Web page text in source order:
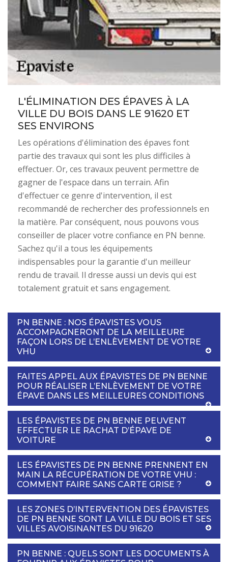
L'ÉLIMINATION DES ÉPAVES À LA
VILLE DU BOIS DANS LE 91620 ET
SES ENVIRONS
Les opérations d'élimination des épaves font
partie des travaux qui sont les plus difficiles à
effectuer. Or, ces travaux peuvent permettre de
gagner de l'espace dans un terrain. Afin
d'effectuer ce genre d'intervention, il est
recommandé de rechercher des professionnels en
la matière. Par conséquent, nous pouvons vous
conseiller de placer votre confiance en PN benne.
Sachez qu'il a tous les équipements
indispensables pour la garantie d'un meilleur
rendu de travail. Il dresse aussi un devis qui est
totalement gratuit et sans engagement.
PN BENNE : NOS ÉPAVISTES VOUS
ACCOMPAGNERONT DE LA MEILLEURE
FAÇON LORS DE L’ENLÈVEMENT DE VOTRE
VHU
FAITES APPEL AUX ÉPAVISTES DE PN BENNE
POUR RÉALISER L’ENLÈVEMENT DE VOTRE
ÉPAVE DANS LES MEILLEURES CONDITIONS
LES ÉPAVISTES DE PN BENNE PEUVENT
EFFECTUER LE RACHAT D’ÉPAVE DE
VOITURE
LES ÉPAVISTES DE PN BENNE PRENNENT EN
MAIN LA RÉCUPÉRATION DE VOTRE VHU :
COMMENT FAIRE SANS CARTE GRISE ?
LES ZONES D’INTERVENTION DES ÉPAVISTES
DE PN BENNE SONT LA VILLE DU BOIS ET SES
VILLES AVOISINANTES DU 91620
PN BENNE : QUELS SONT LES DOCUMENTS À